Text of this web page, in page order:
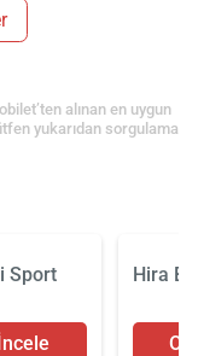
alınan en uygun
yukarıdan sorgulama
Sport Hira